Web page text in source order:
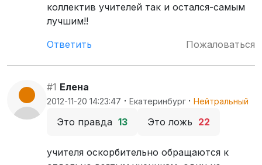
коллектив учителей так и остался-самым
лучшим!!
Ответить
Пожаловаться
#1 Елена
2012-11-20 14:23:47 · Екатеринбург · Нейтральный
Это правда 13 Это ложь 22
учителя оскорбительно обращаются к